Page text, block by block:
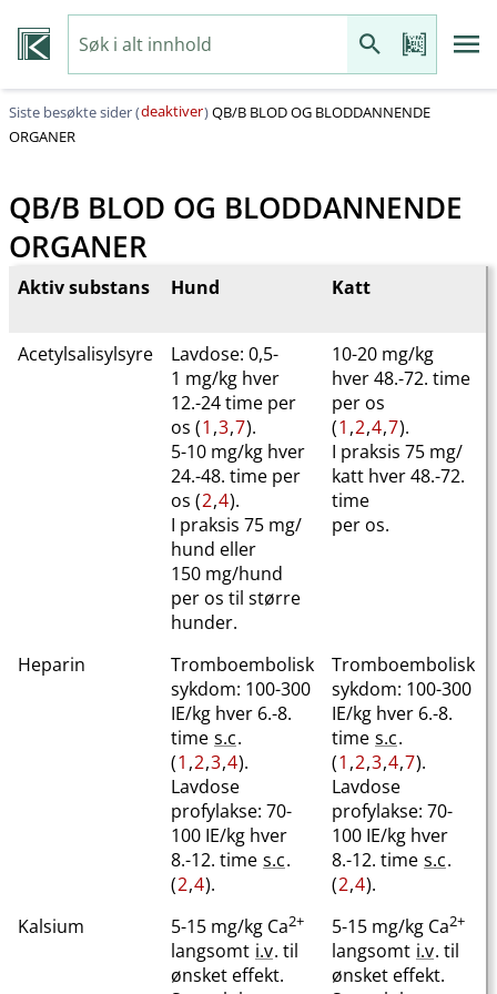
Siste besøkte sider (deaktiver)QB​/​B BLOD OG BLODDANNENDE
ORGANER
QB​/​B BLOD OG BLODDANNENDE
ORGANER
Aktiv substans Hund Katt
Acetylsalisylsyre
Lavdose: 0,5-
1 mg/kg hver
12.-24 time per
os (1 ,3,7).
5-10 mg/kg hver
24.-48. time per
os (2,4).
I praksis 75 mg​/​
hund eller
150 mg​/​hund
per os til større
hunder.
10-20 mg/kg
hver 48.-72. time
per os
(1 ,2,4,7).
I praksis 75 mg​/​
katt hver 48.-72.
time
per os.
Heparin
Tromboembolisk
sykdom: 100-300
IE/kg hver 6.-8.
time s.c.
(1 ,2,3,4).
Lavdose
profylakse: 70-
100 IE/kg hver
8.-12. time s.c.
(2,4).
Tromboembolisk
sykdom: 100-300
IE/kg hver 6.-8.
time s.c.
(1 ,2,3,4,7).
Lavdose
profylakse: 70-
100 IE/kg hver
8.-12. time s.c.
(2,4).
Kalsium 5-15 mg/kg Ca2+
langsomt i.v. til
ønsket effekt.
5-15 mg/kg Ca2+
langsomt i.v. til
ønsket effekt.